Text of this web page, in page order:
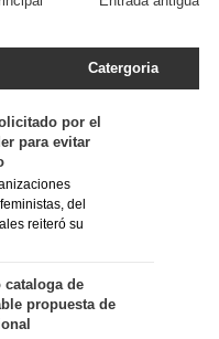
Catergoria
por el
para evitar
del
reiteró su
cataloga de
propuesta de